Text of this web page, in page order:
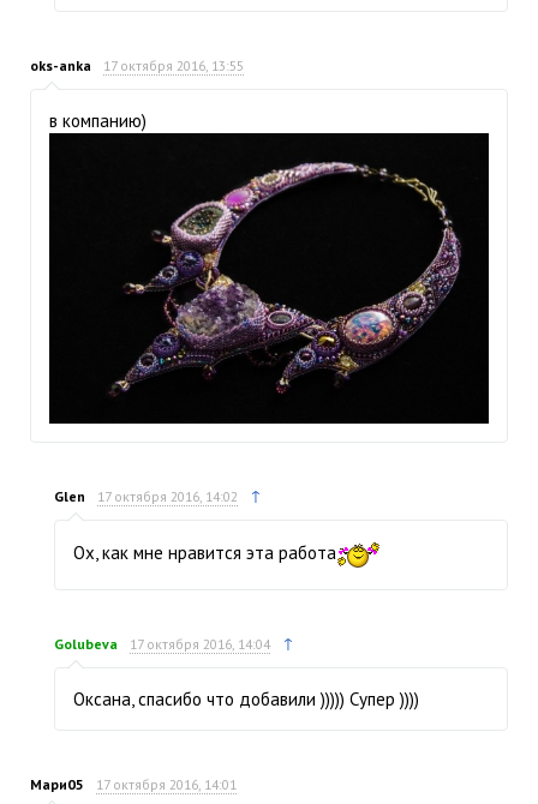
oks-anka 17 октября 2016, 13:55
в компанию)
Glen 17 октября 2016, 14:02 ↑
Ох, как мне нравится эта работа
Golubeva 17 октября 2016, 14:04 ↑
Оксана, спасибо что добавили ))))) Супер ))))
Мари05 17 октября 2016, 14:01